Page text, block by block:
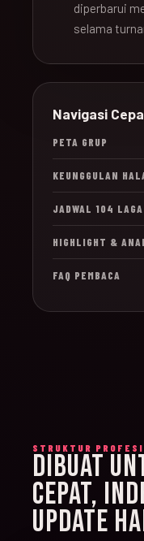
diperbarui
selama
Navigasi
PETA GRUP
KEUNGGULAN
JADWAL 104 LAGA
HIGHLIGHT &
FAQ PEMBACA
STRUKTUR
DIBUAT
CEPAT,
UPDATE